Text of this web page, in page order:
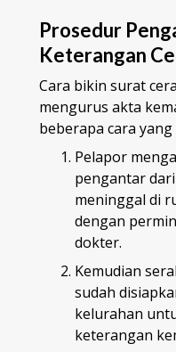
Prosedur
Keterangan
Cara bikin surat
mengurus akta
beberapa cara
Pelapor
pengantar dari
meninggal di
dengan
dokter.
Kemudian
sudah
kelurahan
keterangan